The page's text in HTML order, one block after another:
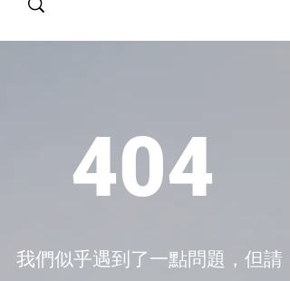
404
我們似乎遇到了一點問題，但請